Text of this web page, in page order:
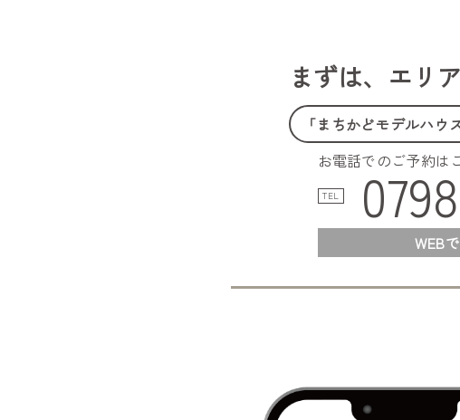
まずは、エリ
「まちかどモデルハウ
お電話でのご予約は
TEL
WEB